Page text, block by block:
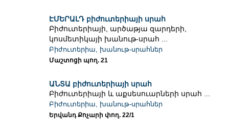
ԷՄԵՐԱԼԴ բիժուտերիայի սրահ
Բիժուտերիայի, արծաթյա զարդերի,
կոսմետիկայի խանութ-սրահ ...
Բիժուտերիա, խանութ-սրահներ
Մաշտոցի պող. 21
ԱՆՏԱ բիժուտերիայի սրահ
Բիժուտերիայի և աքսեսուարների սրահ ...
Բիժուտերիա, խանութ-սրահներ
Երվանդ Քոչարի փող. 22/1